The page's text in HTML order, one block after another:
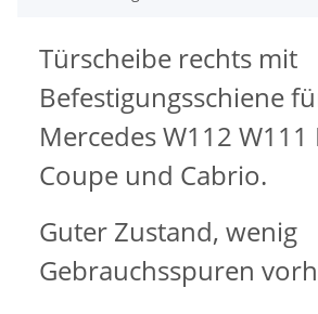
Türscheibe rechts mit
Befestigungsschiene
Mercedes W112
Coupe und Cabrio.
Guter Zustand, wenig
Gebrauchsspuren